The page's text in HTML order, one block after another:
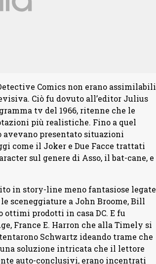
Comics non erano assimilabili
Ciò fu dovuto all’editor Julius
tv del 1966, ritenne che le
più realistiche. Fino a quel
presentato situazioni
come il Joker e Due Facce trattati
sul genere di Asso, il bat-cane, e
in story-line meno fantasiose legate
sceneggiature a John Broome, Bill
ottimi prodotti in casa DC. E fu
France E. Harron che alla Timely si
Schwartz ideando trame che
soluzione intricata che il lettore
auto-conclusivi, erano incentrati